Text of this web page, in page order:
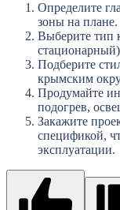
Определите
зоны на плане.
Выберите тип
Подберите
крымским
Продумайте
подогрев,
Закажите
спецификой,
эксплуатации.